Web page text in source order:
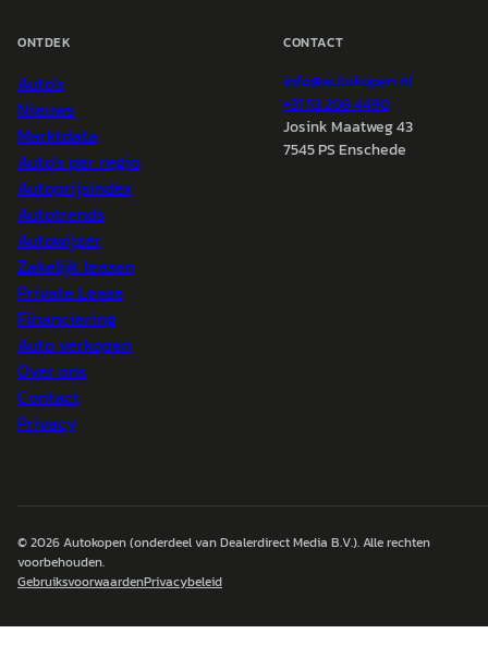
ONTDEK
Auto's
Nieuws
Marktdata
Auto's per regio
Autoprijsindex
Autotrends
Autowijzer
Zakelijk leasen
Private Lease
Financiering
Auto verkopen
Over ons
Contact
Privacy
CONTACT
info@autokopen.nl
+31 53 208 4490
Josink Maatweg 43
7545 PS Enschede
© 2026Autokopen(onderdeel van Dealerdirect Media B.V.). Alle rechten
voorbehouden.
GebruiksvoorwaardenPrivacybeleid